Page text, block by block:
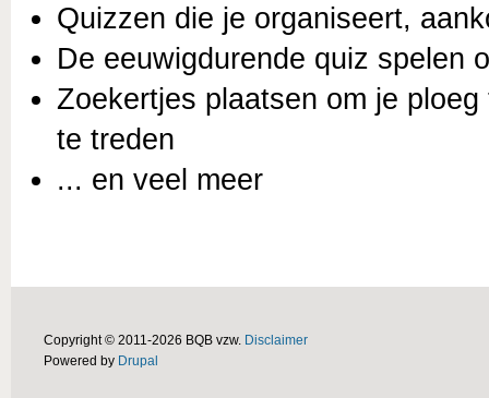
Quizzen die je organiseert,
De eeuwigdurende quiz spelen
Zoekertjes plaatsen om je
te treden
... en veel meer
Copyright © 2011-2026 BQB vzw. Disclaimer
Powered by Drupal